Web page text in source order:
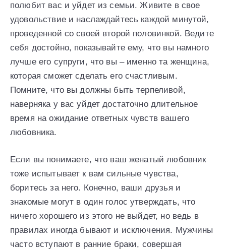
полюбит вас и уйдет из семьи. Живите в свое
удовольствие и наслаждайтесь каждой минутой,
проведенной со своей второй половинкой. Ведите
себя достойно, показывайте ему, что вы намного
лучше его супруги, что вы – именно та женщина,
которая сможет сделать его счастливым.
Помните, что вы должны быть терпеливой,
наверняка у вас уйдет достаточно длительное
время на ожидание ответных чувств вашего
любовника.
Если вы понимаете, что ваш женатый любовник
тоже испытывает к вам сильные чувства,
боритесь за него. Конечно, ваши друзья и
знакомые могут в один голос утверждать, что
ничего хорошего из этого не выйдет, но ведь в
правилах иногда бывают и исключения. Мужчины
часто вступают в ранние браки, совершая